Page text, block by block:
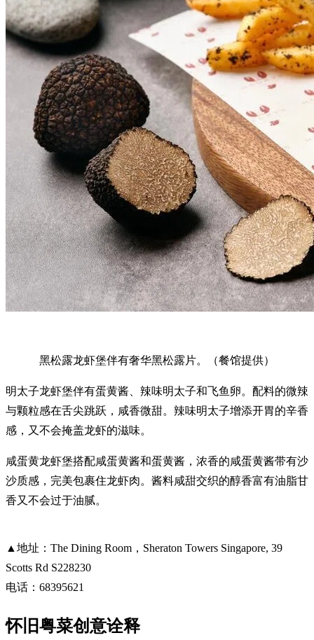
黑松露龙虾堡伴有奢华黑松露片。（餐馆提供）
明太子龙虾堡伴有蛋黄酱、辣味明太子和飞鱼卵。配料的微辣
与颗粒感在舌尖跳跃，咸香微甜。辣味明太子增添开胃的辛香
感，又不会掩盖龙虾的滋味。
咸蛋黄龙虾堡搭配咸蛋黄酱和蛋黄酱，浓香的咸蛋黄酱带有沙
沙质感，完美包裹住龙虾肉。酱料咸甜交织的醇香富有油脂甘
香又不会过于油腻。
▲地址：The Dining Room，Sheraton Towers Singapore, 39
Scotts Rd S228230
电话：68395621
怀旧粤菜创意诠释